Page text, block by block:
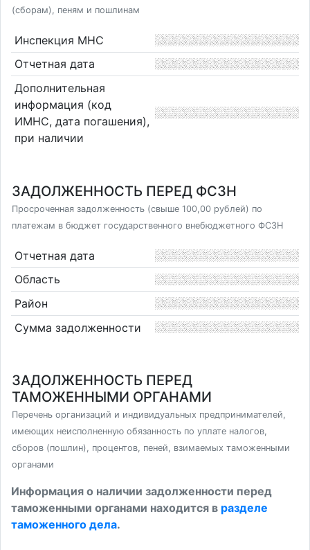
(сборам), пеням и пошлинам
Инспекция МНС
Отчетная дата
Дополнительная
информация (код
ИМНС, дата погашения),
при наличии
ЗАДОЛЖЕННОСТЬ ПЕРЕД ФСЗН
Просроченная задолженность (свыше 100,00 рублей) по
платежам в бюджет государственного внебюджетного ФСЗН
Отчетная дата
Область
Район
Сумма задолженности
ЗАДОЛЖЕННОСТЬ ПЕРЕД
ТАМОЖЕННЫМИ ОРГАНАМИ
Перечень организаций и индивидуальных предпринимателей,
имеющих неисполненную обязанность по уплате налогов,
сборов (пошлин), процентов, пеней, взимаемых таможенными
органами
Информация о наличии задолженности перед
таможенными органами находится в разделе
таможенного дела.